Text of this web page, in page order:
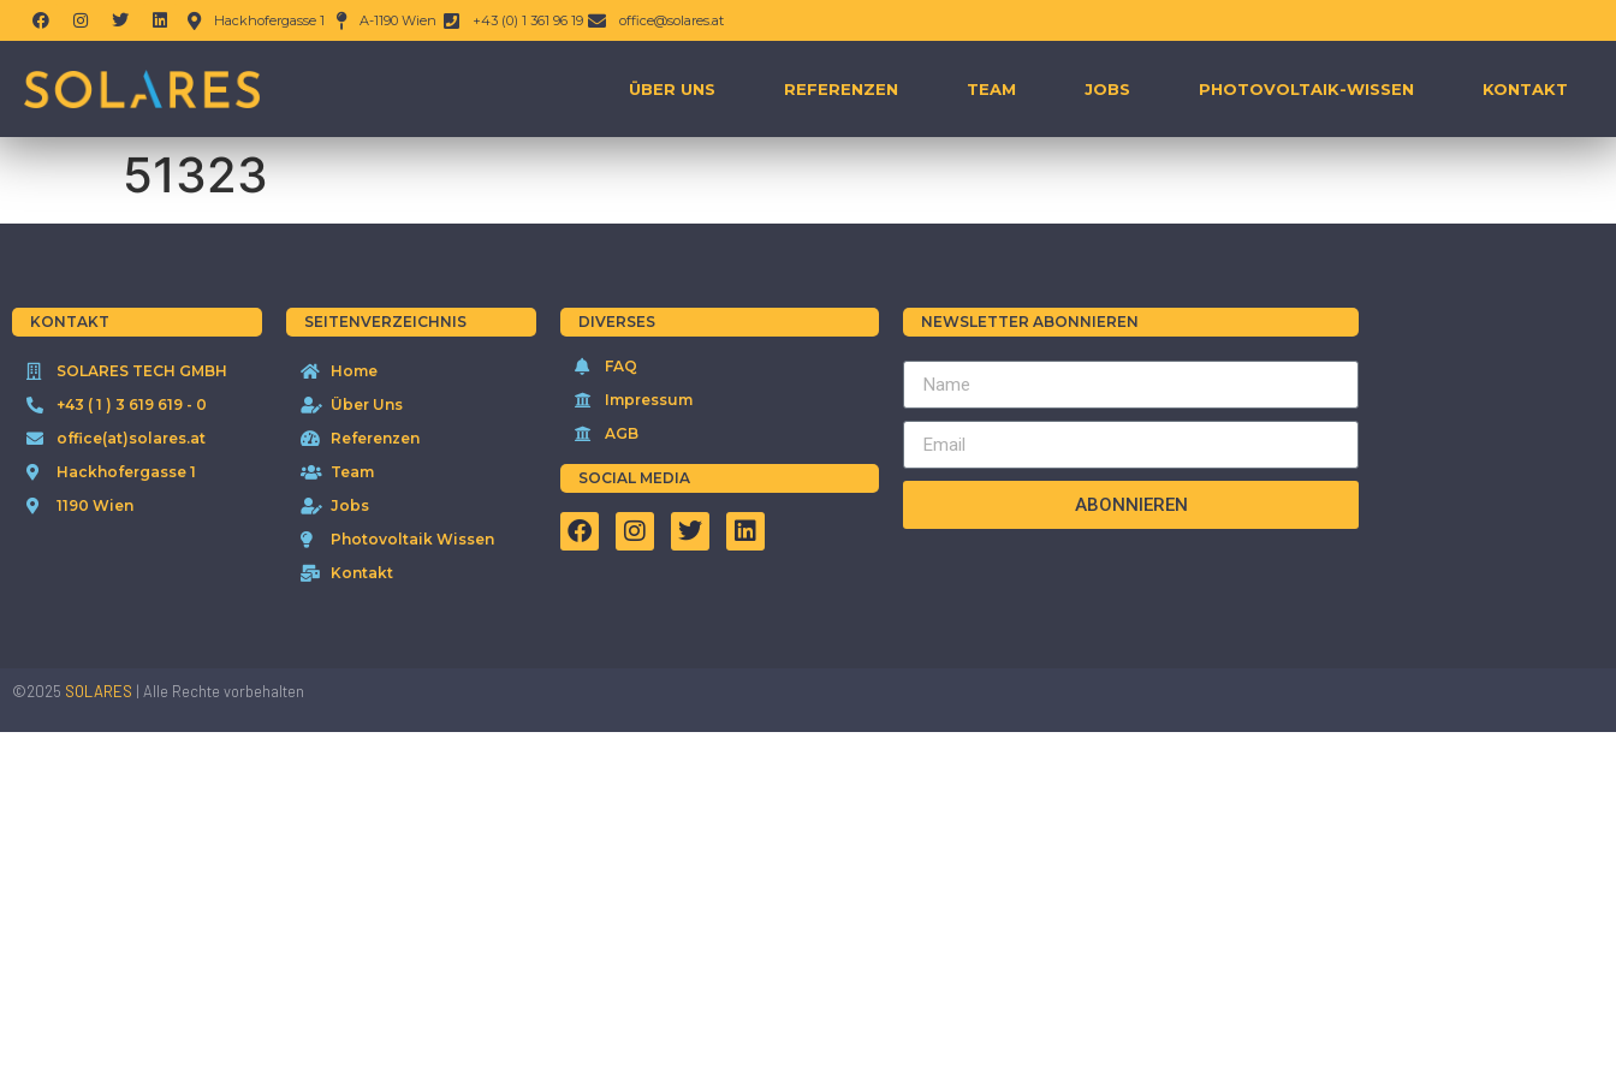
Hackhofergasse 1 A-1190 Wien +43 (0) 1 361 96 19 office@solares.at
ÜBER UNS REFERENZEN TEAM JOBS PHOTOVOLTAIK-WISSEN KONTAKT
51323
KONTAKT
SOLARES TECH GMBH
+43 ( 1 ) 3 619 619 - 0
office(at)solares.at
Hackhofergasse 1
1190 Wien
SEITENVERZEICHNIS
Home
Über Uns
Referenzen
Team
Jobs
Photovoltaik Wissen
Kontakt
DIVERSES
FAQ
Impressum
AGB
SOCIAL MEDIA
NEWSLETTER ABONNIEREN
ABONNIEREN
©2025 SOLARES | Alle Rechte vorbehalten